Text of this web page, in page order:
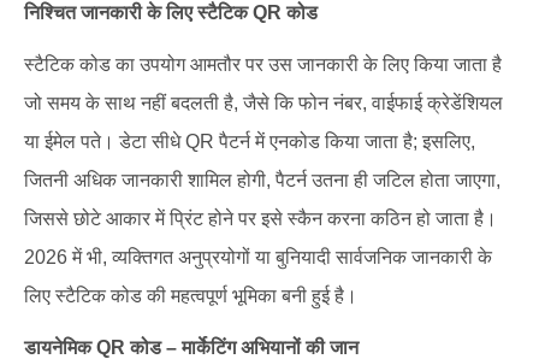
निश्चित जानकारी के लिए स्टैटिक QR कोड
स्टैटिक कोड का उपयोग आमतौर पर उस जानकारी के लिए किया जाता है
जो समय के साथ नहीं बदलती है, जैसे कि फोन नंबर, वाईफाई क्रेडेंशियल
या ईमेल पते। डेटा सीधे QR पैटर्न में एनकोड किया जाता है; इसलिए,
जितनी अधिक जानकारी शामिल होगी, पैटर्न उतना ही जटिल होता जाएगा,
जिससे छोटे आकार में प्रिंट होने पर इसे स्कैन करना कठिन हो जाता है।
2026 में भी, व्यक्तिगत अनुप्रयोगों या बुनियादी सार्वजनिक जानकारी के
लिए स्टैटिक कोड की महत्वपूर्ण भूमिका बनी हुई है।
डायनेमिक QR कोड – मार्केटिंग अभियानों की जान